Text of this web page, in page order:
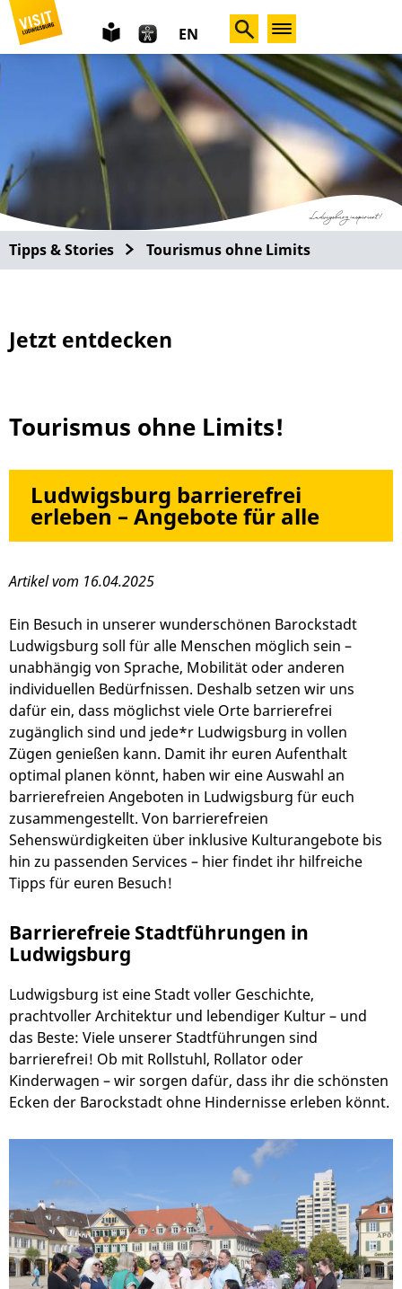
leichte
Sprache
EN
Tipps & Stories Tourismus ohne Limits
Jetzt entdecken
Tourismus ohne Limits!
Ludwigsburg barrierefrei
erleben – Angebote für alle
Artikel vom 16.04.2025
Ein Besuch in unserer wunderschönen Barockstadt
Ludwigsburg soll für alle Menschen möglich sein –
unabhängig von Sprache, Mobilität oder anderen
individuellen Bedürfnissen. Deshalb setzen wir uns
dafür ein, dass möglichst viele Orte barrierefrei
zugänglich sind und jede*r Ludwigsburg in vollen
Zügen genießen kann. Damit ihr euren Aufenthalt
optimal planen könnt, haben wir eine Auswahl an
barrierefreien Angeboten in Ludwigsburg für euch
zusammengestellt. Von barrierefreien
Sehenswürdigkeiten über inklusive Kulturangebote bis
hin zu passenden Services – hier findet ihr hilfreiche
Tipps für euren Besuch!
Barrierefreie Stadtführungen in
Ludwigsburg
Ludwigsburg ist eine Stadt voller Geschichte,
prachtvoller Architektur und lebendiger Kultur – und
das Beste: Viele unserer Stadtführungen sind
barrierefrei! Ob mit Rollstuhl, Rollator oder
Kinderwagen – wir sorgen dafür, dass ihr die schönsten
Ecken der Barockstadt ohne Hindernisse erleben könnt.